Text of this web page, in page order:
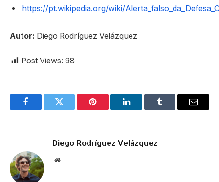
https://pt.wikipedia.org/wiki/
Autor: Diego Rodríguez Velázquez
Post Views: 98
FacebookTwitter Pinterest LinkedInTumblr Email
Diego Rodríguez Velázquez
Website